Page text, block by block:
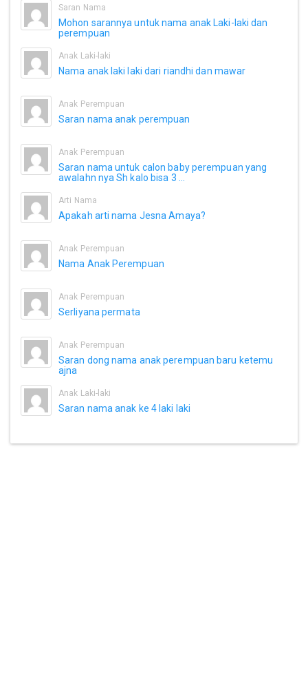
Saran Nama
Mohon sarannya untuk nama anak Laki-laki dan
perempuan
Anak Laki-laki
Nama anak laki laki dari riandhi dan mawar
Anak Perempuan
Saran nama anak perempuan
Anak Perempuan
Saran nama untuk calon baby perempuan yang
awalahn nya Sh kalo bisa 3 ...
Arti Nama
Apakah arti nama Jesna Amaya?
Anak Perempuan
Nama Anak Perempuan
Anak Perempuan
Serliyana permata
Anak Perempuan
Saran dong nama anak perempuan baru ketemu
ajna
Anak Laki-laki
Saran nama anak ke 4 laki laki